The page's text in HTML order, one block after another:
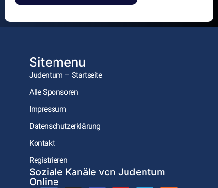
Alternative:
Sitemenu
Judentum – Startseite
Alle Sponsoren
Impressum
Datenschutzerklärung
Kontakt
Registrieren
Soziale Kanäle von Judentum
Online